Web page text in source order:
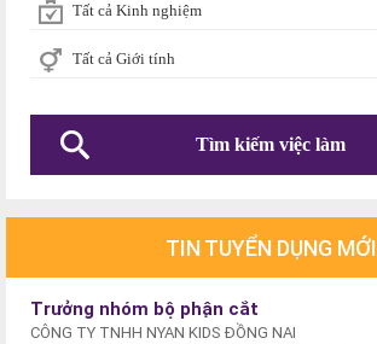
Tất cả Kinh nghiệm
Tất cả Giới tính
TIN TUYỂN DỤNG MỚI
Trưởng nhóm bộ phận cắt
CÔNG TY TNHH NYAN KIDS ĐỒNG NAI